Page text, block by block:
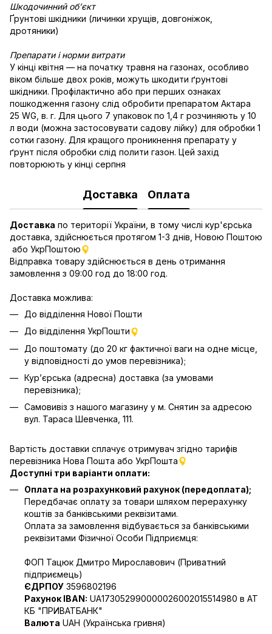
Шкодочинний об’єкт
Ґрунтові шкідники (личинки хрущів, довгоніжок,
дротяники)
Препарати і норми витрати
У кінці квітня — на початку травня на газонах, особливо
віком більше двох років, можуть шкодити ґрунтові
шкідники. Профілактично або при перших ознаках
пошкодження газону слід обробити препаратом Актара
25 WG, в. г. Для цього 7 упаковок по 1,4 г розчиняють у 10
л води (можна застосовувати садову лійку) для обробки 1
сотки газону. Для кращого проникнення препарату у
ґрунт після обробки слід полити газон. Цей захід
повторюють у кінці серпня
Доставка Оплата
Доставка по території України, в тому числі кур'єрська
доставка, здійснюється протягом 1-3 днів, Новою Поштою
або УкрПоштою
Відправка товару здійснюється в день отримання
замовлення з 09:00 год до 18:00 год.
Доставка можлива:
До відділення Нової Пошти
До відділення УкрПошти
До поштомату (до 20 кг фактичної ваги на одне місце,
у відповідності до умов перевізника);
Кур’єрська (адресна) доставка (за умовами
перевізника);
Самовивіз з нашого магазину у м. Снятин за адресою
вул. Тараса Шевченка, 111.
Вартість доставки сплачує отримувач згідно тарифів
перевізника Нова Пошта або УкрПошта
Доступні три варіанти оплати:
Оплата на розрахунковий рахунок (передоплата);
Передбачає оплату за товари шляхом перерахунку
коштів за банківськими реквізитами.
Оплата за замовлення відбувається за банківськими
реквізитами Фізичної Особи Підприємця:
ФОП Тацюк Дмитро Мирославович (Приватний
пiдприємець)
ЄДРПОУ 3596802196
Рахунок IBAN: UA173052990000026002015514980 в АТ
КБ "ПРИВАТБАНК"
Валюта UAH (Українська гривня)